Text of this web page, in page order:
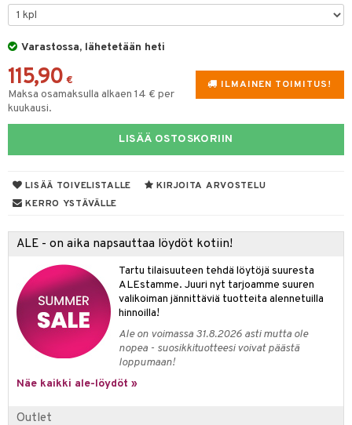
Varastossa, lähetetään heti
ILMAINEN TOIMITUS!
115,90 €
Maksa osamaksulla alkaen 14 € per
kuukausi.
LISÄÄ OSTOSKORIIN
LISÄÄ TOIVELISTALLE
KIRJOITA ARVOSTELU
KERRO YSTÄVÄLLE
ALE - on aika napsauttaa löydöt kotiin!
Tartu tilaisuuteen tehdä löytöjä suuresta
ALEstamme. Juuri nyt tarjoamme suuren
valikoiman jännittäviä tuotteita alennetuilla
hinnoilla!
Ale on voimassa 31.8.2026 asti mutta ole
nopea - suosikkituotteesi voivat päästä
loppumaan!
Näe kaikki ale-löydöt »
Outlet
& Vihannesveitset
sisustus
tekstiilit
& Tyynyliinat
& Peitot
& Korit
& Veistokset
Art
& Lyhdyt
& Hyllyt
& Koukut
tekstiilit
tekstiilit
tekstiilit
hyönteissuoja
ruokinta
& Lyhdyt